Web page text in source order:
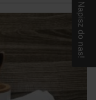
Napisz do nas!